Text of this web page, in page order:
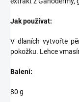
Jak používat:
V dlaních vytvořte
pokožku. Lehce
Balení:
80 g